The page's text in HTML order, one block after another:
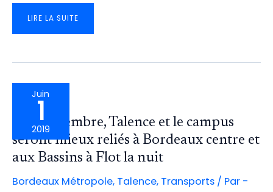
AMÉLIORATION
34:
DE
PACARIS
ET
EST
BÉNÉFICIERONT
DE
FRÉQUENCES
PLUS
ÉLEVÉES
LIRE LA SUITE
Juin
1
2019
Dès septembre, Talence et le campus
seront mieux reliés à Bordeaux centre et
aux Bassins à Flot la nuit
Bordeaux Métropole, Talence, Transports / Par -